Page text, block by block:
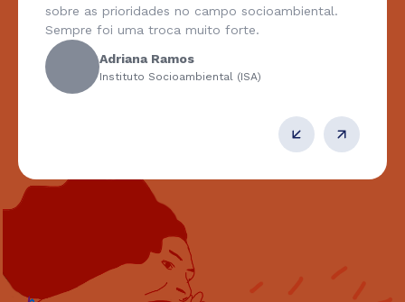
sobre as prioridades no campo socioambiental.
Sempre foi uma troca muito forte.
Adriana Ramos
Instituto Socioambiental (ISA)